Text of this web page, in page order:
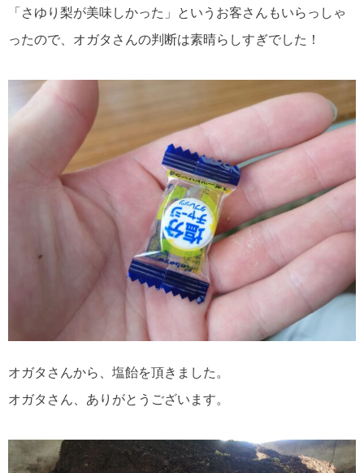
「さゆり梨が美味しかった」というお客さんもいらっしゃ
ったので、オガタさんの判断は素晴らしすぎでした！
オガタさんから、塩飴を頂きました。
オガタさん、ありがとうございます。